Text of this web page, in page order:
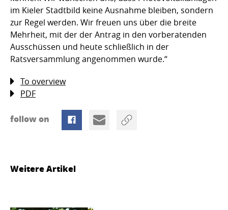
im Kieler Stadtbild keine Ausnahme bleiben, sondern
zur Regel werden. Wir freuen uns über die breite
Mehrheit, mit der der Antrag in den vorberatenden
Ausschüssen und heute schließlich in der
Ratsversammlung angenommen wurde.“
To overview
PDF
follow on
Weitere Artikel